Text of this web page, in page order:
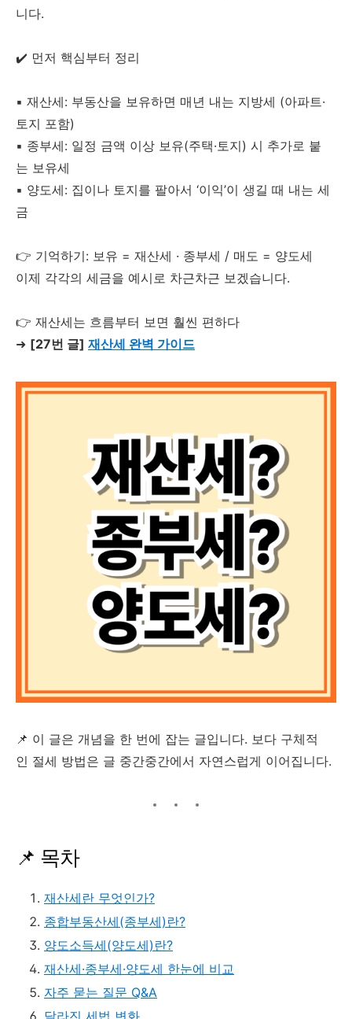
니다.
✔️ 먼저 핵심부터 정리
▪️ 재산세: 부동산을 보유하면 매년 내는 지방세 (아파트·
토지 포함)
▪️ 종부세: 일정 금액 이상 보유(주택·토지) 시 추가로 붙
는 보유세
▪️ 양도세: 집이나 토지를 팔아서 ‘이익’이 생길 때 내는 세
금
👉 기억하기: 보유 = 재산세 · 종부세 / 매도 = 양도세
이제 각각의 세금을 예시로 차근차근 보겠습니다.
👉 재산세는 흐름부터 보면 훨씬 편하다
➜ [27번 글] 재산세 완벽 가이드
📌 이 글은 개념을 한 번에 잡는 글입니다. 보다 구체적
인 절세 방법은 글 중간중간에서 자연스럽게 이어집니다.
📌 목차
재산세란 무엇인가?
종합부동산세(종부세)란?
양도소득세(양도세)란?
재산세·종부세·양도세 한눈에 비교
자주 묻는 질문 Q&A
달라진 세법 변화